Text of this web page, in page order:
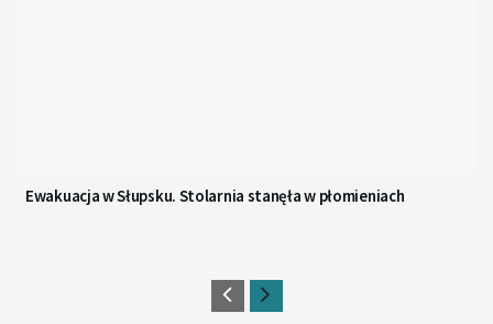
Ewakuacja w Słupsku. Stolarnia stanęła w płomieniach